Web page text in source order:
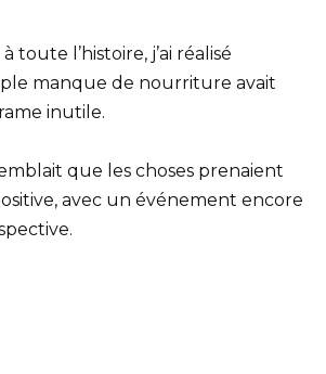
toute l’histoire, j’ai réalisé
manque de nourriture avait
inutile.
que les choses prenaient
avec un événement encore